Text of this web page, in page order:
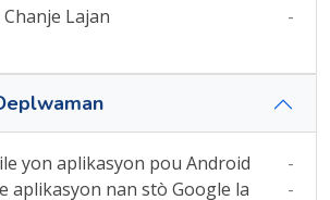
Chanje Lajan
-
yon aplikasyon pou Android
-
aplikasyon nan stò Google la
-